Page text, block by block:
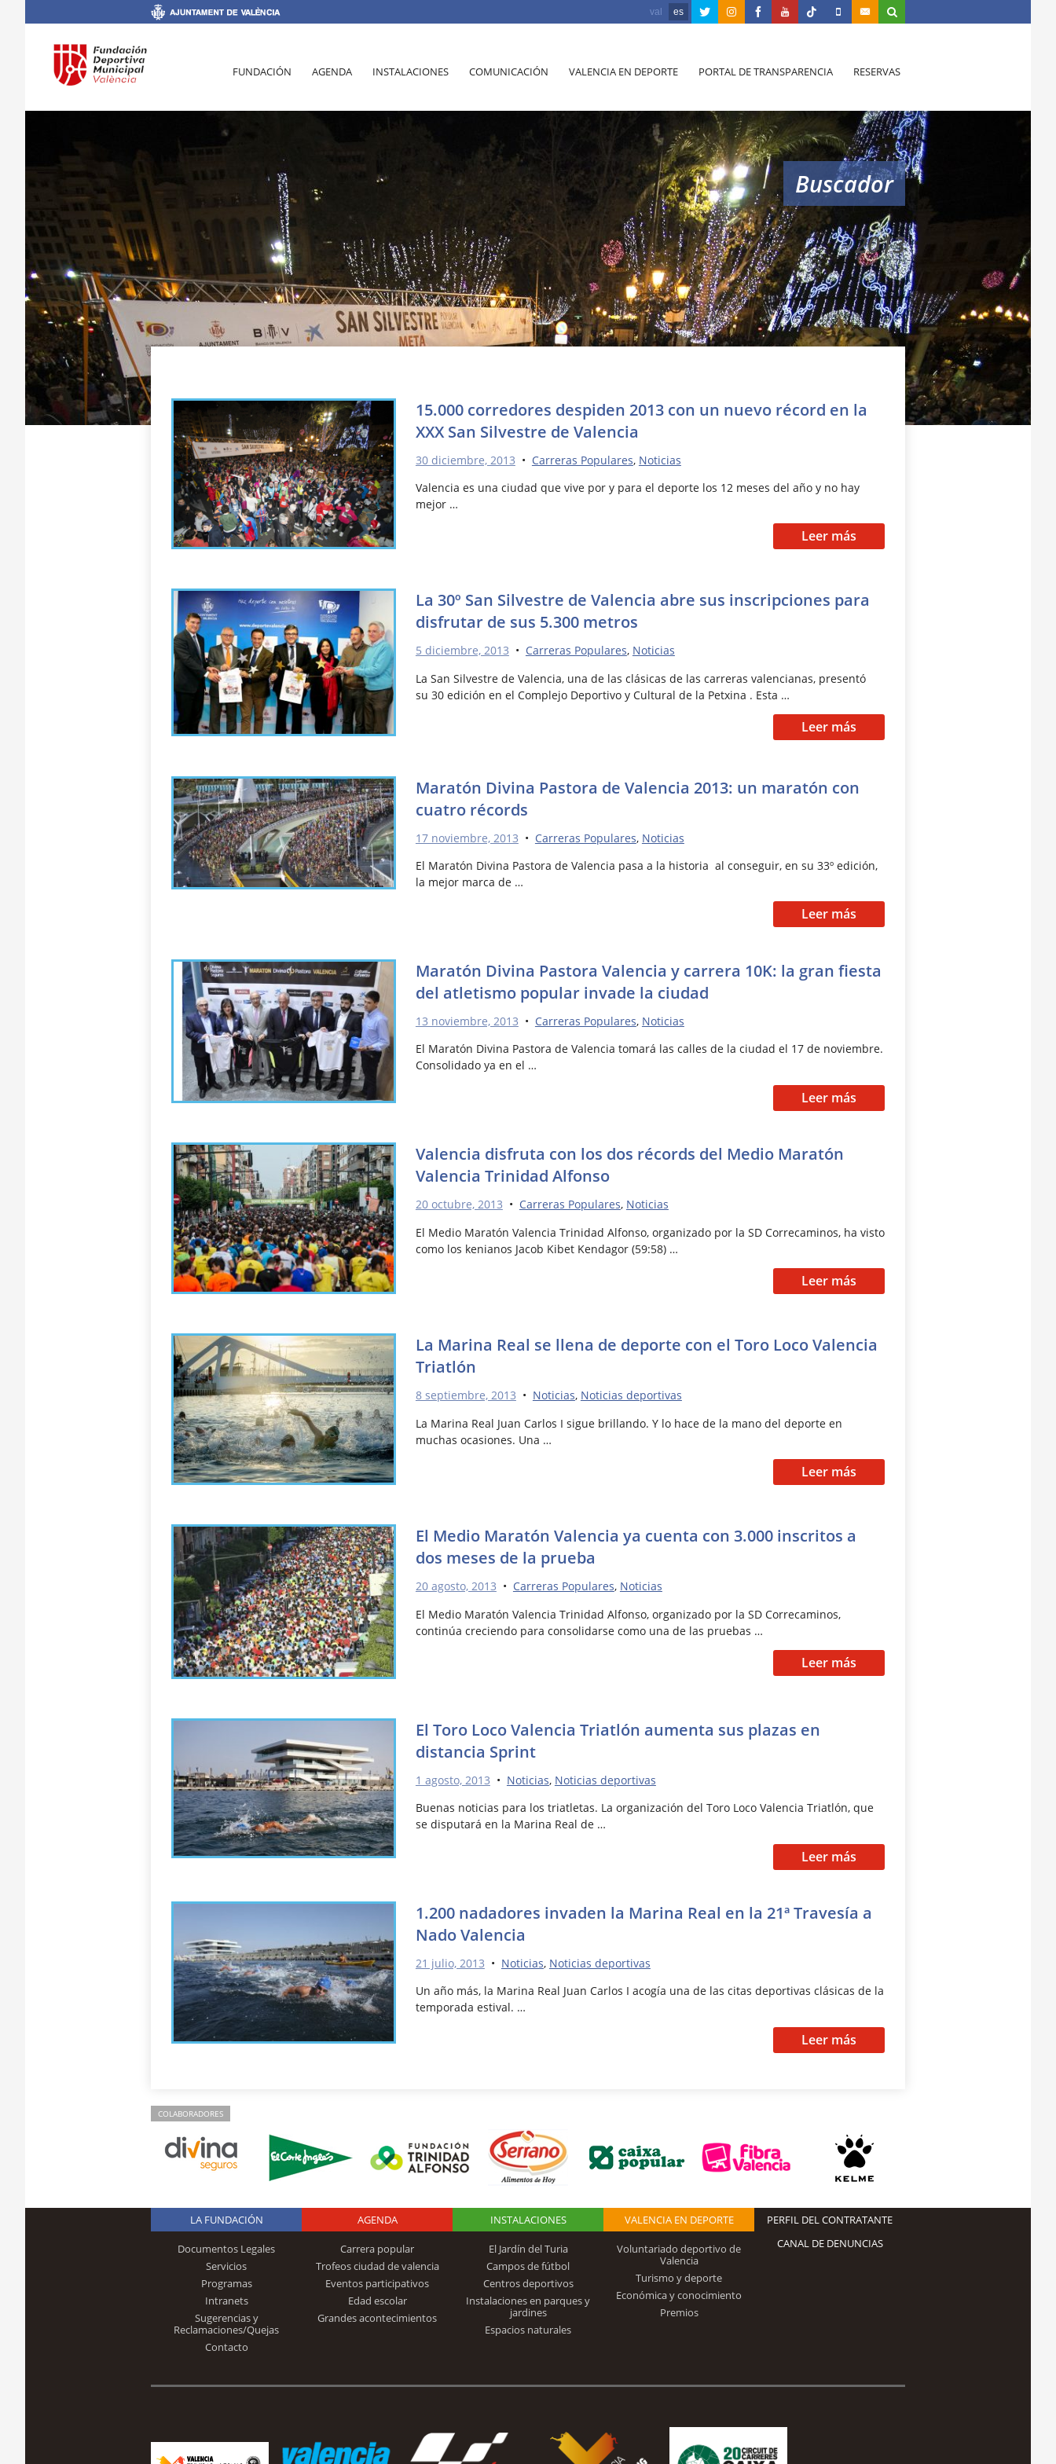
val es
FUNDACIÓN AGENDA INSTALACIONES COMUNICACIÓN VALENCIA EN DEPORTE PORTAL DE TRANSPARENCIA RESERVAS
Buscador
2013
15.000 corredores despiden 2013 con un nuevo récord en la
XXX San Silvestre de Valencia
30 diciembre, 2013 • Carreras Populares, Noticias
Valencia es una ciudad que vive por y para el deporte los 12 meses del año y no hay
mejor …
Leer más
La 30º San Silvestre de Valencia abre sus inscripciones para
disfrutar de sus 5.300 metros
5 diciembre, 2013 • Carreras Populares, Noticias
La San Silvestre de Valencia, una de las clásicas de las carreras valencianas, presentó
su 30 edición en el Complejo Deportivo y Cultural de la Petxina . Esta …
Leer más
Maratón Divina Pastora de Valencia 2013: un maratón con
cuatro récords
17 noviembre, 2013 • Carreras Populares, Noticias
El Maratón Divina Pastora de Valencia pasa a la historia al conseguir, en su 33º edición,
la mejor marca de …
Leer más
Maratón Divina Pastora Valencia y carrera 10K: la gran fiesta
del atletismo popular invade la ciudad
13 noviembre, 2013 • Carreras Populares, Noticias
El Maratón Divina Pastora de Valencia tomará las calles de la ciudad el 17 de noviembre.
Consolidado ya en el …
Leer más
Valencia disfruta con los dos récords del Medio Maratón
Valencia Trinidad Alfonso
20 octubre, 2013 • Carreras Populares, Noticias
El Medio Maratón Valencia Trinidad Alfonso, organizado por la SD Correcaminos, ha visto
como los kenianos Jacob Kibet Kendagor (59:58) …
Leer más
La Marina Real se llena de deporte con el Toro Loco Valencia
Triatlón
8 septiembre, 2013 • Noticias, Noticias deportivas
La Marina Real Juan Carlos I sigue brillando. Y lo hace de la mano del deporte en
muchas ocasiones. Una …
Leer más
El Medio Maratón Valencia ya cuenta con 3.000 inscritos a
dos meses de la prueba
20 agosto, 2013 • Carreras Populares, Noticias
El Medio Maratón Valencia Trinidad Alfonso, organizado por la SD Correcaminos,
continúa creciendo para consolidarse como una de las pruebas …
Leer más
El Toro Loco Valencia Triatlón aumenta sus plazas en
distancia Sprint
1 agosto, 2013 • Noticias, Noticias deportivas
Buenas noticias para los triatletas. La organización del Toro Loco Valencia Triatlón, que
se disputará en la Marina Real de …
Leer más
1.200 nadadores invaden la Marina Real en la 21ª Travesía a
Nado Valencia
21 julio, 2013 • Noticias, Noticias deportivas
Un año más, la Marina Real Juan Carlos I acogía una de las citas deportivas clásicas de la
temporada estival. …
Leer más
COLABORADORES
Logo Fundación
Trinidad Alfonso
LA FUNDACIÓN
Documentos Legales
Servicios
Programas
Intranets
Sugerencias y
Reclamaciones/Quejas
Contacto
AGENDA
Carrera popular
Trofeos ciudad de valencia
Eventos participativos
Edad escolar
Grandes acontecimientos
INSTALACIONES
El Jardín del Turia
Campos de fútbol
Centros deportivos
Instalaciones en parques y
jardines
Espacios naturales
VALENCIA EN DEPORTE
Voluntariado deportivo de
Valencia
Turismo y deporte
Económica y conocimiento
Premios
PERFIL DEL CONTRATANTE
CANAL DE DENUNCIAS